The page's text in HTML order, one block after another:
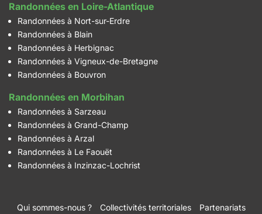
Randonnées en Loire-Atlantique
Randonnées à Nort-sur-Erdre
Randonnées à Blain
Randonnées à Herbignac
Randonnées à Vigneux-de-Bretagne
Randonnées à Bouvron
Randonnées en Morbihan
Randonnées à Sarzeau
Randonnées à Grand-Champ
Randonnées à Arzal
Randonnées à Le Faouët
Randonnées à Inzinzac-Lochrist
Qui sommes-nous ? Collectivités territoriales Partenariats